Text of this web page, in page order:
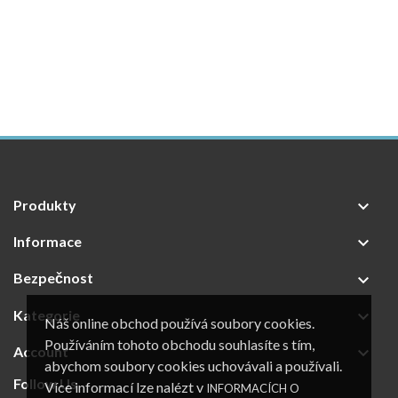
Náš online obchod používá soubory cookies.
Používáním tohoto obchodu souhlasíte s tím,
abychom soubory cookies uchovávali a používali.
Více informací lze nalézt v INFORMACÍCH O
Produkty 
Informace 
Bezpečnost 
Kategorie 
Account 
Follow Us